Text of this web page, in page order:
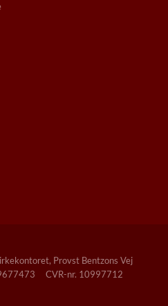
Provst Bentzons Vej
CVR-nr. 10997712